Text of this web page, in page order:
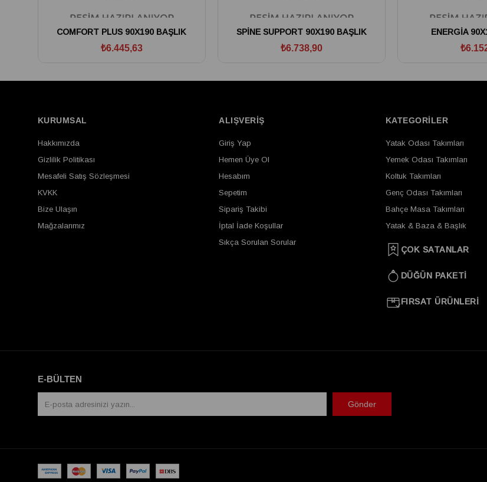
COMFORT PLUS 90X190 BAŞLIK
₺6.445,63
SPİNE SUPPORT 90X190 BAŞLIK
₺6.738,90
ENERGİA
KURUMSAL
Hakkımızda
Gizlilik Politikası
Mesafeli Satış Sözleşmesi
KVKK
Bize Ulaşın
Mağzalarımız
ALIŞVERİŞ
Giriş Yap
Hemen Üye Ol
Hesabım
Sepetim
Sipariş Takibi
İptal İade Koşullar
Sıkça Sorulan Sorular
KATEGORİLER
Yatak Odası Takımları
Yemek Odası Takımları
Koltuk Takımları
Genç Odası Takımları
Bahçe Masa Takımları
Yatak & Baza & Başlık
ÇOK SATANLAR
DÜĞÜN PAKETİ
FIRSAT ÜRÜNLERİ
E-BÜLTEN
Gönder